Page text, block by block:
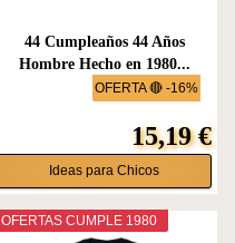
OFERTA 🔴 -16%
44 Cumpleaños 44 Años
Hombre Hecho en 1980...
15,19 €
Ideas para Chicos
OFERTAS CUMPLE 1980